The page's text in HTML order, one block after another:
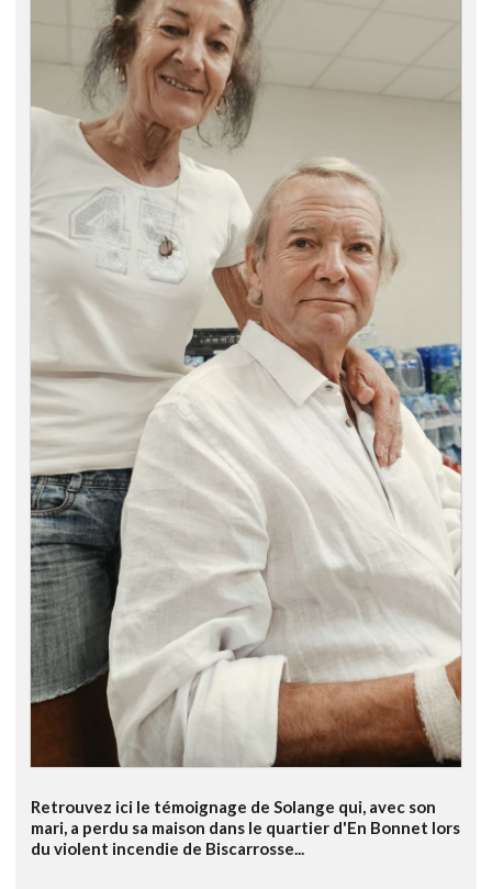
Retrouvez ici le témoignage de Solange qui, avec son
mari, a perdu sa maison dans le quartier d'En Bonnet lors
du violent incendie de Biscarrosse...